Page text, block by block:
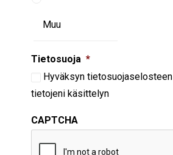
Tietosuoja *
Hyväksyn tietosuojaselosteen
tietojeni käsittelyn
CAPTCHA